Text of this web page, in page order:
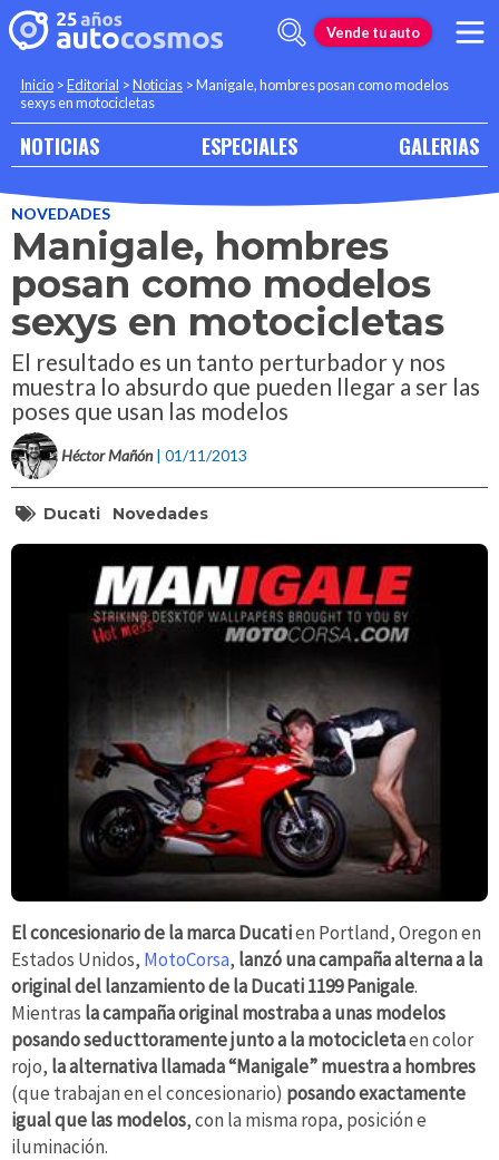
Vende tu auto
Inicio >Editorial >Noticias >Manigale, hombres posan como modelos
sexys en motocicletas
NOTICIAS ESPECIALES GALERIAS
NOVEDADES
Manigale, hombres
posan como modelos
sexys en motocicletas
El resultado es un tanto perturbador y nos
muestra lo absurdo que pueden llegar a ser las
poses que usan las modelos
Héctor Mañón | 01/11/2013
Ducati Novedades
El concesionario de la marca Ducatien Portland, Oregon en
Estados Unidos, MotoCorsa, lanzó una campaña alterna a la
original del lanzamiento de la Ducati 1199 Panigale.
Mientras la campaña original mostraba a unas modelos
posando seducttoramente junto a la motocicletaen color
rojo, la alternativa llamada “Manigale” muestra a hombres
(que trabajan en el concesionario) posando exactamente
igual que las modelos, con la misma ropa, posición e
iluminación.